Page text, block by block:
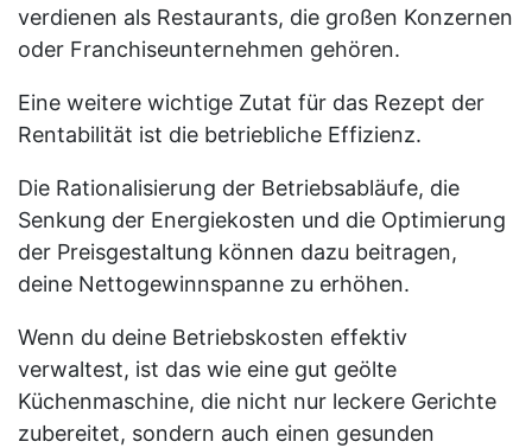
verdienen als Restaurants, die großen Konzernen
oder Franchiseunternehmen gehören.
Eine weitere wichtige Zutat für das Rezept der
Rentabilität ist die betriebliche Effizienz.
Die Rationalisierung der Betriebsabläufe, die
Senkung der Energiekosten und die Optimierung
der Preisgestaltung können dazu beitragen,
deine Nettogewinnspanne zu erhöhen.
Wenn du deine Betriebskosten effektiv
verwaltest, ist das wie eine gut geölte
Küchenmaschine, die nicht nur leckere Gerichte
zubereitet, sondern auch einen gesunden